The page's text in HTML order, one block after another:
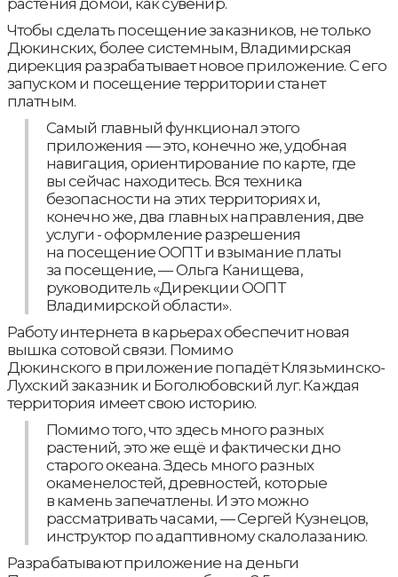
Чтобы сделать посещение заказников, не только
Дюкинских, более системным, Владимирская
дирекция разрабатывает новое приложение. С его
запуском и посещение территории станет
платным.
Самый главный функционал этого
приложения — это, конечно же, удобная
навигация, ориентирование по карте, где
вы сейчас находитесь. Вся техника
безопасности на этих территориях и,
конечно же, два главных направления, две
услуги - оформление разрешения
на посещение ООПТ и взымание платы
за посещение, — Ольга Канищева,
руководитель «Дирекции ООПТ
Владимирской области».
Работу интернета в карьерах обеспечит новая
вышка сотовой связи. Помимо
Дюкинского в приложение попадёт Клязьминско-
Лухский заказник и Боголюбовский луг. Каждая
территория имеет свою историю.
Помимо того, что здесь много разных
растений, это же ещё и фактически дно
старого океана. Здесь много разных
окаменелостей, древностей, которые
в камень запечатлены. И это можно
рассматривать часами, — Сергей Кузнецов,
инструктор по адаптивному скалолазанию.
Разрабатывают приложение на деньги